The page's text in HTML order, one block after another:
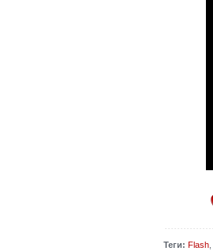
Теги: Flash,